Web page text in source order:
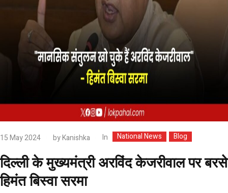
15 May 2024 byKanishka In National News Blog
दिल्ली के मुख्यमंत्री अरविंद केजरीवाल पर बरसे
हिमंत बिस्वा सरमा